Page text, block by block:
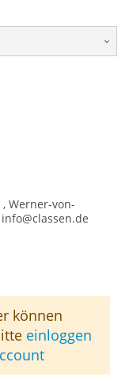
Werner-von-
info@classen.de
können
einloggen